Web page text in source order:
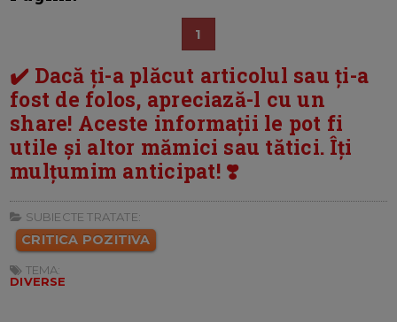
1
✔️ Dacă ți-a plăcut articolul sau ți-a
fost de folos, apreciază-l cu un
share! Aceste informații le pot fi
utile și altor mămici sau tătici. Îți
mulțumim anticipat! ❣️
SUBIECTE TRATATE:
CRITICA POZITIVA
TEMA:
DIVERSE